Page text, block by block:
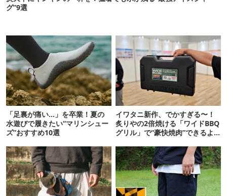
グ”9選
「足裏が痛い…」を卒業！夏の
水遊びで履きたい“マリンシュー
ズ”おすすめ10選
イワタニ新作、でかすぎる〜！
炙りやの2倍焼ける「ワイドBBQ
グリル」で“豪快焼肉”できるよ